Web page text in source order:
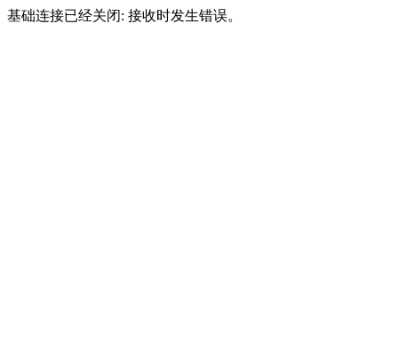
基础连接已经关闭: 接收时发生错误。